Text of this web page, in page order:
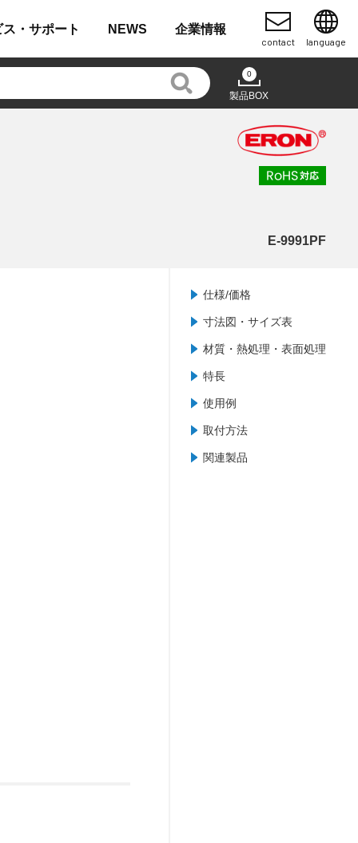
・ サポート NEWS 企業情報
contact language
0
製品BOX
E-9991PF
仕様/価格
寸法図・サイズ表
材質・熱処理・表面処理
特長
使用例
取付方法
関連製品